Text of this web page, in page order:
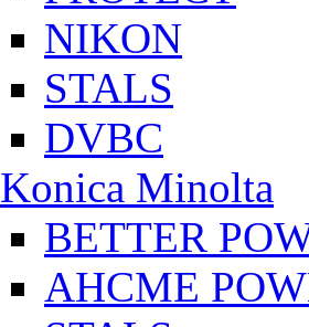
NIKON
STALS
DVBC
Konica Minolta
BETTER
AHCME